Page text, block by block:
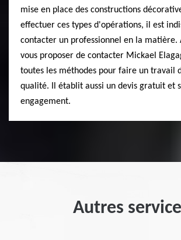
mise en place des constructions
effectuer ces types d'opérations, il est
contacter un professionnel en la matière.
vous proposer de contacter Mickael
toutes les méthodes pour faire un travail
qualité. Il établit aussi un devis gratuit et
engagement.
Autres